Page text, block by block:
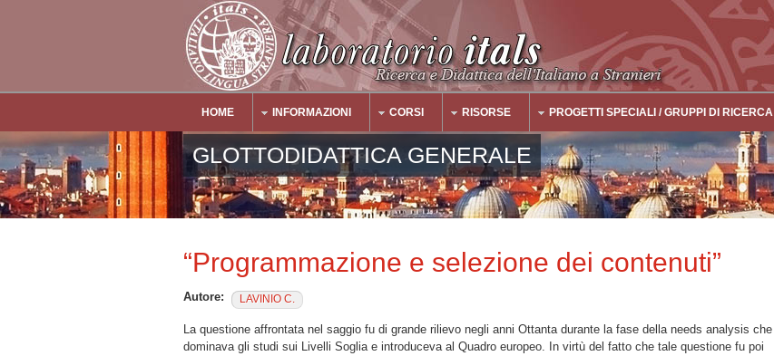
Main Menu
HOME INFORMAZIONI CORSI RISORSE PROGETTI SPECIALI / GRUPPI DI RICERCA
GLOTTODIDATTICA GENERALE
“Programmazione e selezione dei contenuti”
Autore: LAVINIO C.
La questione affrontata nel saggio fu di grande rilievo negli anni Ottanta durante la fase della needs analysis che
dominava gli studi sui Livelli Soglia e introduceva al Quadro europeo. In virtù del fatto che tale questione fu poi